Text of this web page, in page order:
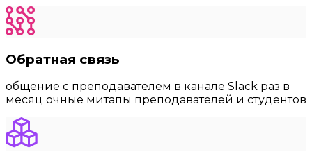
Обратная связь
общение с преподавателем в канале Slack раз в
месяц очные митапы преподавателей и студентов